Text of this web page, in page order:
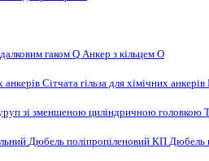
гаком Q Анкер з кільцем O
анкерівСітчата гільза для хімічних анкерів
зі зменшеною циліндричною головкою
Дюбель поліпропіленовий КП Дюбель